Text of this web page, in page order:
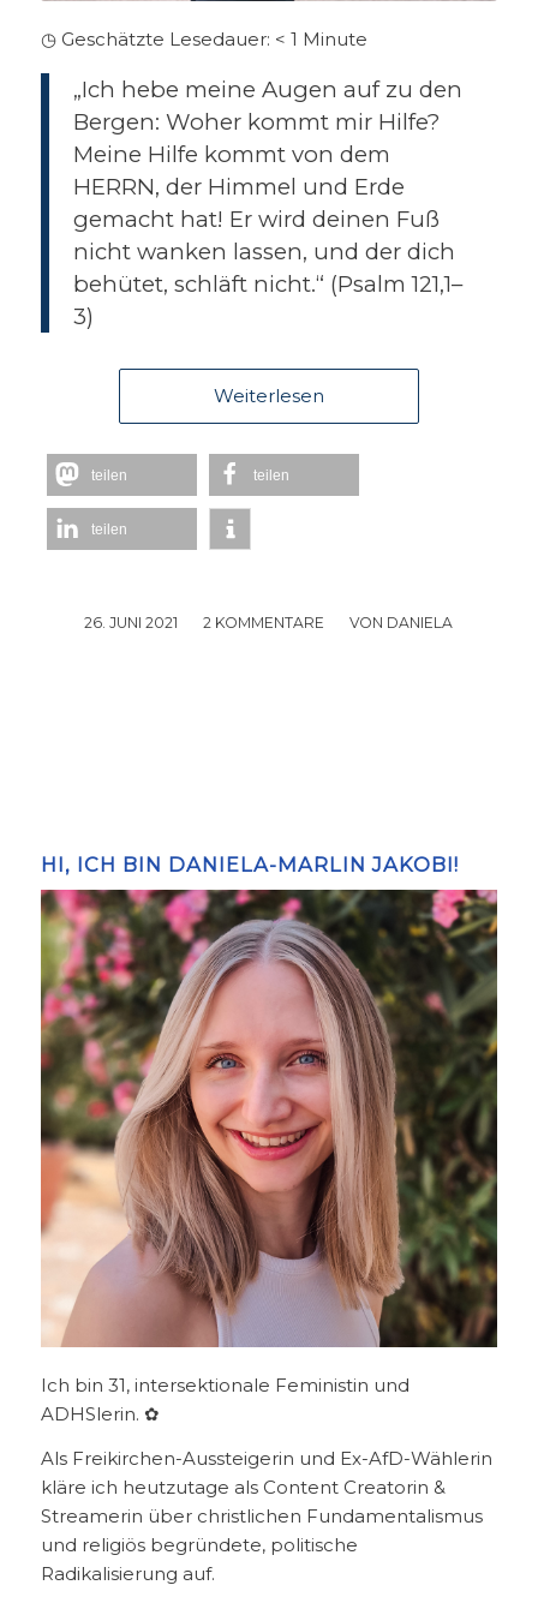
◷ Geschätzte Lesedauer: < 1 Minute
„Ich hebe meine Augen auf zu den
Bergen: Woher kommt mir Hilfe?
Meine Hilfe kommt von dem
HERRN, der Himmel und Erde
gemacht hat! Er wird deinen Fuß
nicht wanken lassen, und der dich
behütet, schläft nicht.“ (Psalm 121,1–
3)
Weiterlesen
teilen teilen
teilen
26. JUNI 2021
/ 2 KOMMENTARE
/ VON DANIELA
HI, ICH BIN DANIELA-MARLIN JAKOBI!
Ich bin 31, intersektionale Feministin und
ADHSlerin. ✿
Als Freikirchen-Aussteigerin und Ex-AfD-Wählerin
kläre ich heutzutage als Content Creatorin &
Streamerin über christlichen Fundamentalismus
und religiös begründete, politische
Radikalisierung auf.